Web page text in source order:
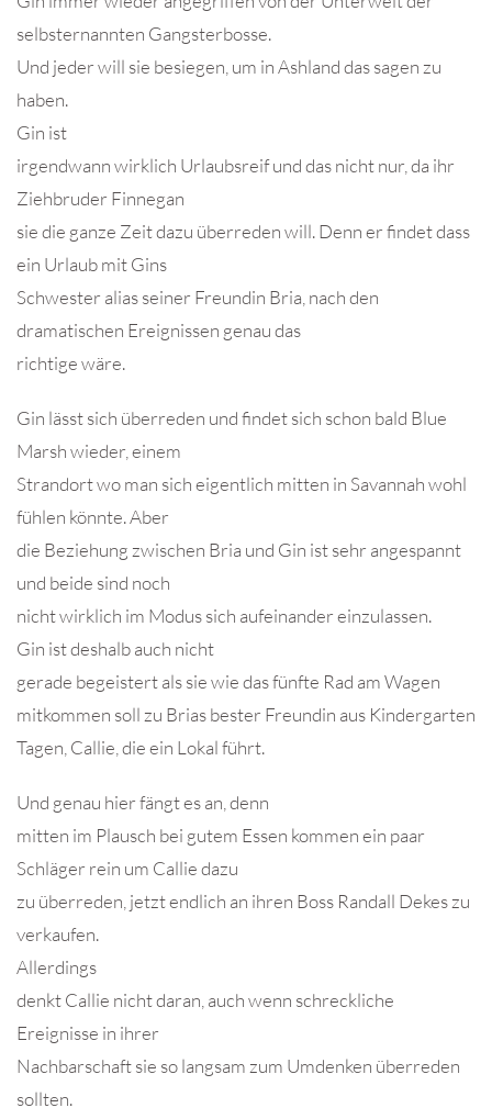
selbsternannten Gangsterbosse.
Und jeder will sie besiegen, um in Ashland das sagen zu
haben.
Gin ist
irgendwann wirklich Urlaubsreif und das nicht nur, da ihr
Ziehbruder Finnegan
sie die ganze Zeit dazu überreden will. Denn er findet dass
ein Urlaub mit Gins
Schwester alias seiner Freundin Bria, nach den
dramatischen Ereignissen genau das
richtige wäre.
Gin lässt sich überreden und findet sich schon bald Blue
Marsh wieder, einem
Strandort wo man sich eigentlich mitten in Savannah wohl
fühlen könnte. Aber
die Beziehung zwischen Bria und Gin ist sehr angespannt
und beide sind noch
nicht wirklich im Modus sich aufeinander einzulassen.
Gin ist deshalb auch nicht
gerade begeistert als sie wie das fünfte Rad am Wagen
mitkommen soll zu Brias bester Freundin aus Kindergarten
Tagen, Callie, die ein Lokal führt.
Und genau hier fängt es an, denn
mitten im Plausch bei gutem Essen kommen ein paar
Schläger rein um Callie dazu
zu überreden, jetzt endlich an ihren Boss Randall Dekes zu
verkaufen.
Allerdings
denkt Callie nicht daran, auch wenn schreckliche
Ereignisse in ihrer
Nachbarschaft sie so langsam zum Umdenken überreden
sollten.